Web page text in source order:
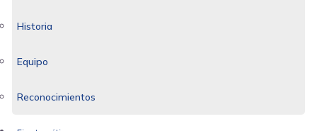
Historia
Equipo
Reconocimientos